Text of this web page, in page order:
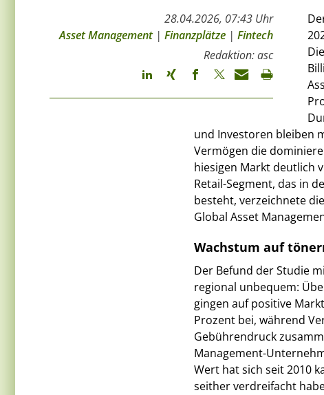
28.04.2026, 07:43 Uhr
Asset Management| Finanzplätze | Fintech
Redaktion: asc
und Investoren bleiben
Vermögen die
hiesigen Markt deutlich
Retail-Segment, das in
besteht, verzeichnete
Global Asset
Wachstum auf
Der Befund der Studie
regional unbequem:
gingen auf positive
Prozent bei, während
Gebührendruck
Management-
Wert hat sich seit 2010
seither verdreifacht